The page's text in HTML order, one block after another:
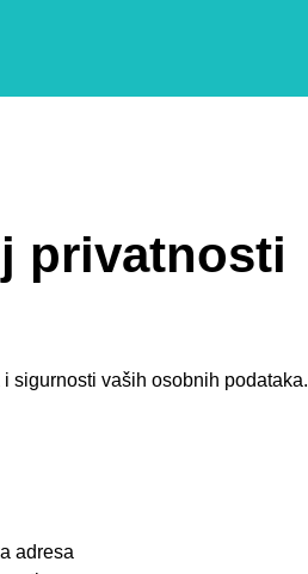
privatnosti
vaših osobnih
adresa